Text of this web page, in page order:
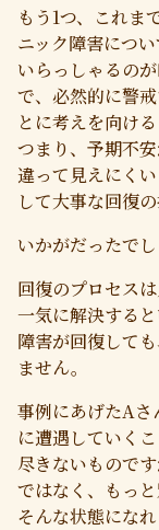
もう1つ、これま
ニック障害につ
いらっしゃるの
で、必然的に警
とに考えを向け
つまり、予期不
違って見えにく
して大事な回復
いかがだったで
回復のプロセス
一気に解決する
障害が回復して
ません。
事例にあげたAさ
に遭遇していく
尽きないもので
ではなく、もっ
そんな状態にな